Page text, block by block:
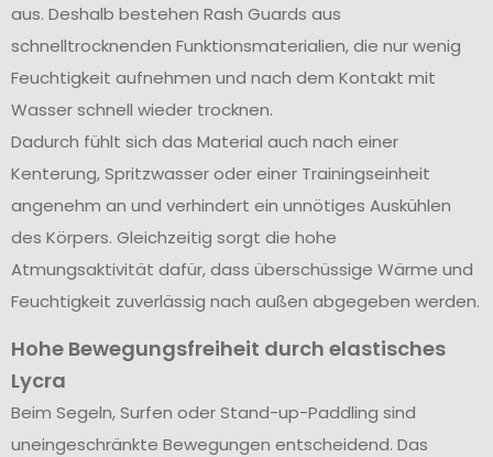
aus. Deshalb bestehen Rash Guards aus
schnelltrocknenden Funktionsmaterialien, die nur wenig
Feuchtigkeit aufnehmen und nach dem Kontakt mit
Wasser schnell wieder trocknen.
Dadurch fühlt sich das Material auch nach einer
Kenterung, Spritzwasser oder einer Trainingseinheit
angenehm an und verhindert ein unnötiges Auskühlen
des Körpers. Gleichzeitig sorgt die hohe
Atmungsaktivität dafür, dass überschüssige Wärme und
Feuchtigkeit zuverlässig nach außen abgegeben werden.
Hohe Bewegungsfreiheit durch elastisches
Lycra
Beim Segeln, Surfen oder Stand-up-Paddling sind
uneingeschränkte Bewegungen entscheidend. Das